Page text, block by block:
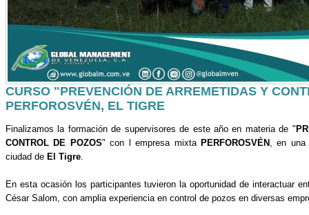
CURSO "PREVENCIÓN DE ARREMETIDAS Y
PERFOROSVÉN, EL TIGRE
Finalizamos la formación de supervisores de este año en materia de "
CONTROL DE POZOS" con l empresa mixtaPERFOROSVÉN , en
ciudad de El Tigre
En esta ocasión los participantes tuvieron la oportunidad de interactuar
César Salom, con amplia experiencia en control de pozos en diversas